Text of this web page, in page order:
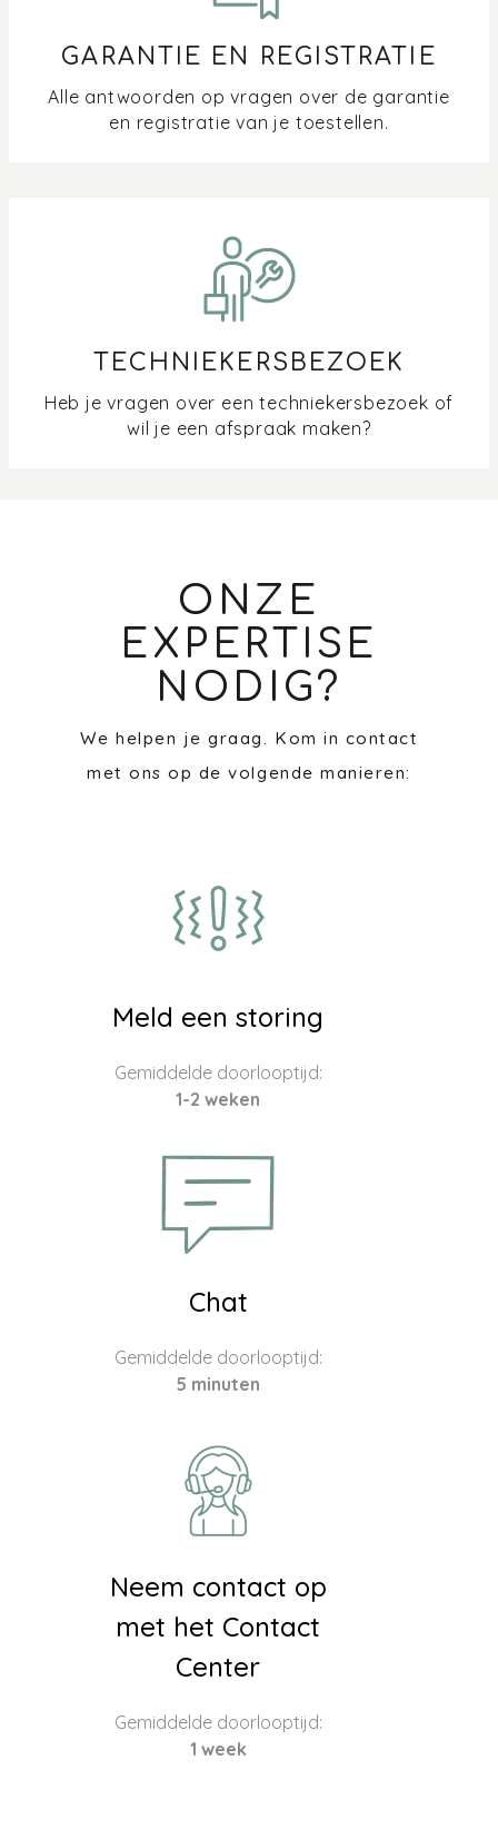
Waarom komt er stoom tussen het display en de klep
Waarom valt het display van mijn oven uit?
Wat is de tijdsnotatie van mijn oven en microgolf?
GARANTIE EN REGISTRATIE
Alle antwoorden op vragen over de garantie
en registratie van je toestellen.
TECHNIEKERSBEZOEK
Heb je vragen over een techniekersbezoek of
wil je een afspraak maken?
ONZE
EXPERTISE
NODIG?
We helpen je graag. Kom in contact
met ons op de volgende manieren:
Meld een storing
Gemiddelde doorlooptijd:
1-2 weken
Chat
Gemiddelde doorlooptijd:
5 minuten
Neem contact op
met het Contact
Center
Gemiddelde doorlooptijd:
1 week